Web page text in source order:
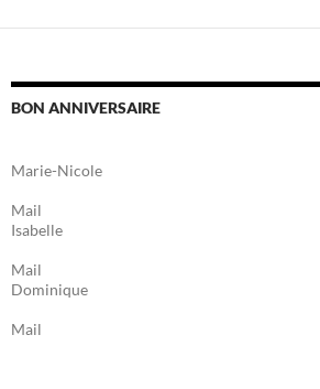
BON ANNIVERSAIRE
Marie-Nicole
Mail
Isabelle
Mail
Dominique
Mail